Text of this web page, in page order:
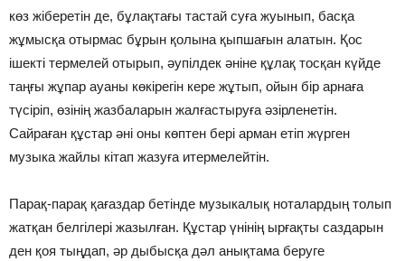
көз жіберетін де, бұлақтағы тастай суға жуынып, басқа
жұмысқа отырмас бұрын қолына қыпшағын алатын. Қос
ішекті термелей отырып, әупілдек әніне құлақ тосқан күйде
таңғы жұпар ауаны көкірегін кере жұтып, ойын бір арнаға
түсіріп, өзінің жазбаларын жалғастыруға әзірленетін.
Сайраған құстар әні оны көптен бері арман етіп жүрген
музыка жайлы кітап жазуға итермелейтін.
Парақ-парақ қағаздар бетінде музыкалық ноталардың толып
жатқан белгілері жазылған. Құстар үнінің ырғақты саздарын
ден қоя тыңдап, әр дыбысқа дәл анықтама беруге